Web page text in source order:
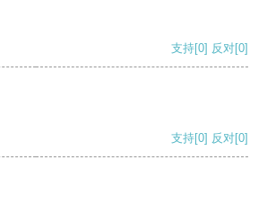
支持[0] 反对[0]
支持[0] 反对[0]